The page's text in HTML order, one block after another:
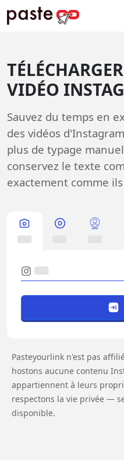
VIDÉO
Sauvez du temps en
des vidéos
plus de typage
conservez le texte
exactement comme
Pasteyourlink n'est pas
hostons aucune contenu
appartiennent à leurs
respectons la vie privée —
disponible.